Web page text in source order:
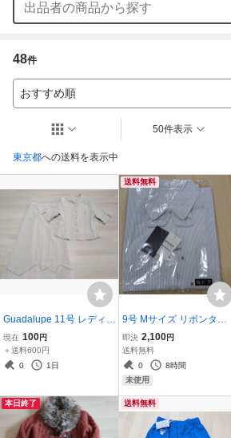
48件
おすすめ順
東京都への送料を表示中
50件表示
Guadalupe 11号 レディー
ス セットアップ スーツ 半
袖 ジャケット ロングスカ
ート ベージュ系
現在 100円
＋送料600円
0
1日
送料無料
9号 Mサイズ リボンタイ
付 半袖 ブラウス BONMA
X Rizal ボンマックス スト
ライプ シャツ 事務服 レデ
ィース ファッション
即決 2,100円
送料無料
0
8時間
未使用
本日終了 送料無料